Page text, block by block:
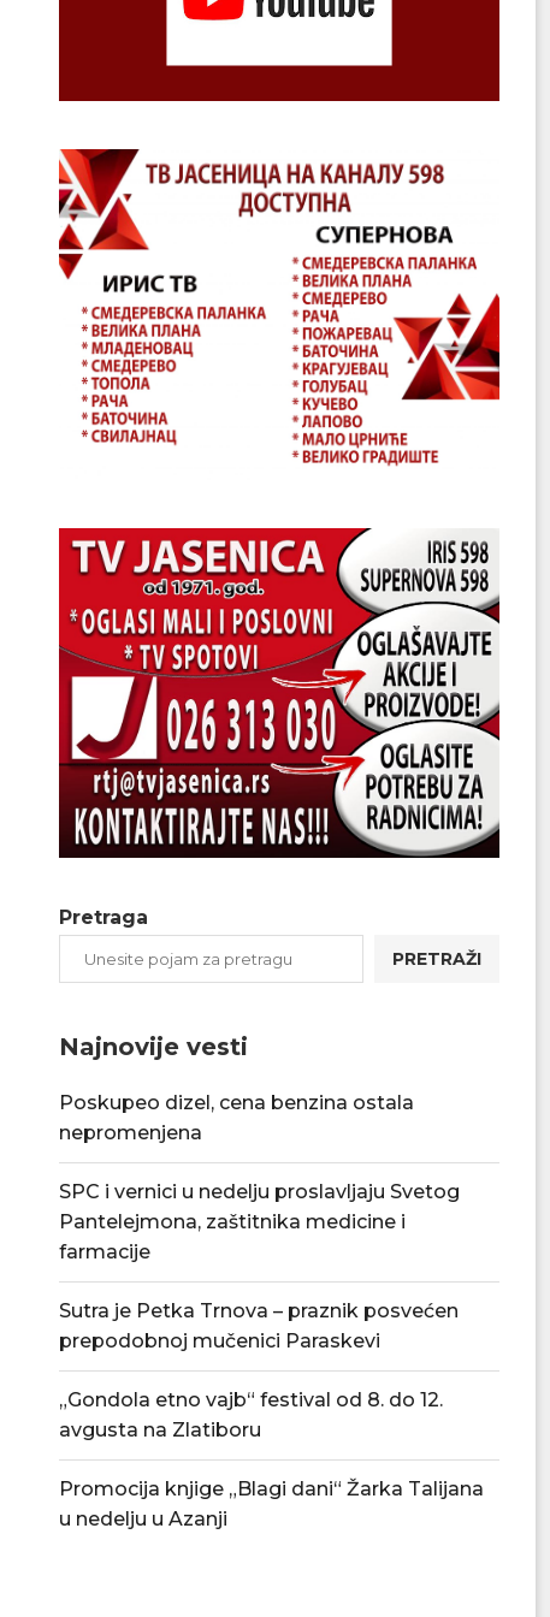
Pretraga
PRETRAŽI
Najnovije vesti
Poskupeo dizel, cena benzina ostala
nepromenjena
SPC i vernici u nedelju proslavljaju Svetog
Pantelejmona, zaštitnika medicine i
farmacije
Sutra je Petka Trnova – praznik posvećen
prepodobnoj mučenici Paraskevi
„Gondola etno vajb“ festival od 8. do 12.
avgusta na Zlatiboru
Promocija knjige „Blagi dani“ Žarka Talijana
u nedelju u Azanji